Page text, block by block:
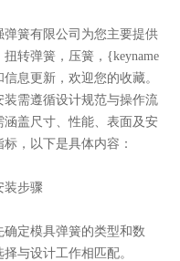
弹簧有限公司为您主要提供
扭转弹簧，压簧，{keyname
息更新，欢迎您的收藏。
装需遵循设计规范与操作流
涵盖尺寸、性能、表面及安
，以下是具体内容：
装步骤
定模具弹簧的类型和数
与设计工作相匹配。